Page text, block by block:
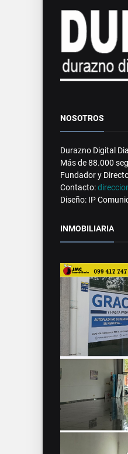
NOSOTROS
Durazno Digital
Más de 88.000
Fundador y
Contacto:
Diseño: IP
INMOBILIARIA